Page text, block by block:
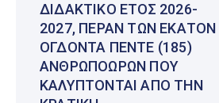
ΔΙΔΑΚΤΙΚΌ ΈΤΟΣ 2026-
2027, ΠΈΡΑΝ ΤΩΝ ΕΚΑΤΌΝ
ΟΓΔΌΝΤΑ ΠΈΝΤΕ (185)
ΑΝΘΡΩΠΟΩΡΏΝ ΠΟΥ
ΚΑΛΎΠΤΟΝΤΑΙ ΑΠΌ ΤΗΝ